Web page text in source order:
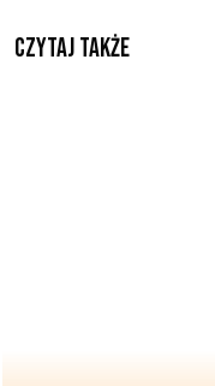
Czytaj także